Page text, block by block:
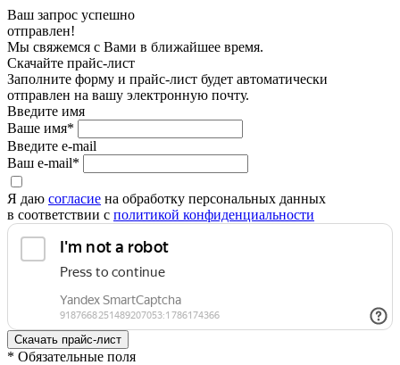
Ваш запрос успешно
отправлен!
Мы свяжемся с Вами в ближайшее время.
Скачайте прайс-лист
Заполните форму и прайс-лист будет автоматически
отправлен на вашу электронную почту.
Введите имя
Ваше имя*
Введите e-mail
Ваш e-mail*
Я даю согласие на обработку персональных данных
в соответствии с политикой конфиденциальности
* Обязательные поля